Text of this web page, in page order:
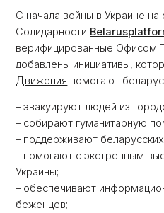
С начала войны в Украине
Солидарности
верифицированные Офисом
добавлены инициативы,
Движения помогают
– эвакуируют людей из
– собирают гуманитарную
– поддерживают
– помогают с экстренным
Украины;
– обеспечивают
беженцев;